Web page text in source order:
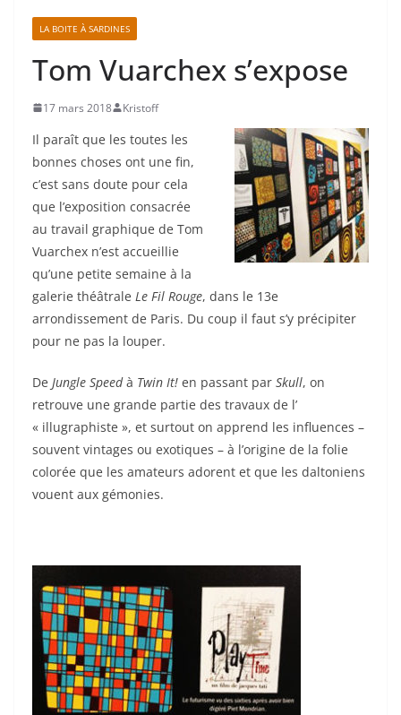
LA BOITE À SARDINES
Tom Vuarchex s’expose
17 mars 2018 Kristoff
Il paraît que les toutes les
bonnes choses ont une fin,
c’est sans doute pour cela
que l’exposition consacrée
au travail graphique de Tom
Vuarchex n’est accueillie
qu’une petite semaine à la
galerie théâtrale Le Fil Rouge, dans le 13e
arrondissement de Paris. Du coup il faut s’y précipiter
pour ne pas la louper.
De Jungle Speedà Twin It! en passant par Skull, on
retrouve une grande partie des travaux de l’
« illugraphiste », et surtout on apprend les influences –
souvent vintages ou exotiques – à l’origine de la folie
colorée que les amateurs adorent et que les daltoniens
vouent aux gémonies.